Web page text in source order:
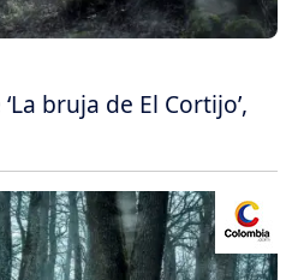
bruja de El Cortijo’,